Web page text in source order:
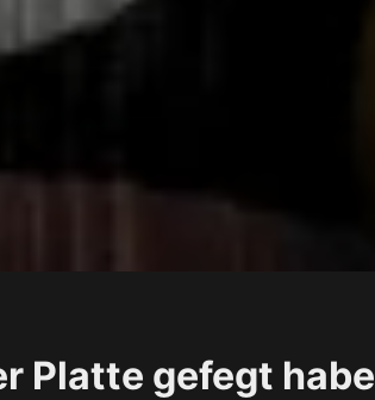
Platte gefegt habe